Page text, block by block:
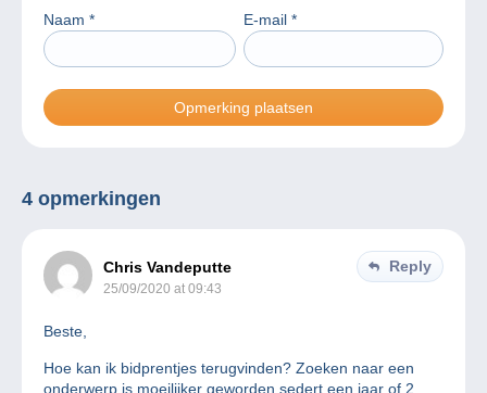
Naam * E-mail *
4 opmerkingen
Chris Vandeputte
25/09/2020 at 09:43
Reply
Beste,
Hoe kan ik bidprentjes terugvinden? Zoeken naar een
onderwerp is moeilijker geworden sedert een jaar of 2